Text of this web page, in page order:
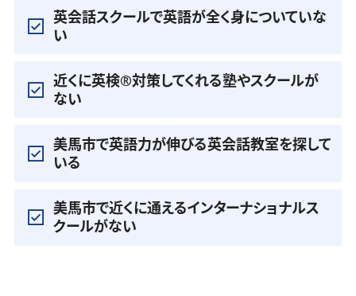
英会話スクールで英語が全く身についていな
い
近くに英検®️対策してくれる塾やスクールが
ない
美馬市で英語力が伸びる英会話教室を探して
いる
美馬市で近くに通えるインターナショナルス
クールがない